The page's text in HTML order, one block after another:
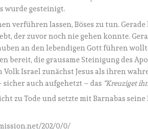
wurde gesteinigt.
verführen lassen, Böses zu tun.
der zuvor noch nie gehen konnte.
an den lebendigen Gott führen
bereit, die grausame Steinigung des
Volk Israel zunächst Jesus als ihren
sicher auch aufgehetzt – das “Kreuziget
zu Tode und setzte mit Barnabas
202/0/0/